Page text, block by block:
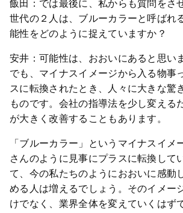
飯田：では最後に、私からも質問をさ
世代の２人は、ブルーカラーと呼ばれ
能性をどのように捉えていますか？
安井：可能性は、おおいにあると思い
でも、マイナスイメージから入る物事
スに転換されたとき、人々に大きな驚
ものです。会社の指導法を少し変える
が大きく改善することもあります。
「ブルーカラー」というマイナスイメ
さんのように見事にプラスに転換して
て、今の私たちのようにおおいに感動
める人は増えるでしょう。そのイメー
けでなく、業界全体を変えていくはず